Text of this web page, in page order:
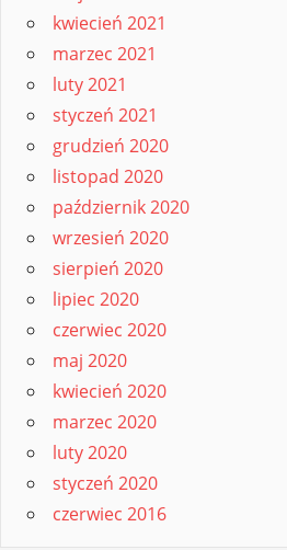
kwiecień 2021
marzec 2021
luty 2021
styczeń 2021
grudzień 2020
listopad 2020
październik 2020
wrzesień 2020
sierpień 2020
lipiec 2020
czerwiec 2020
maj 2020
kwiecień 2020
marzec 2020
luty 2020
styczeń 2020
czerwiec 2016